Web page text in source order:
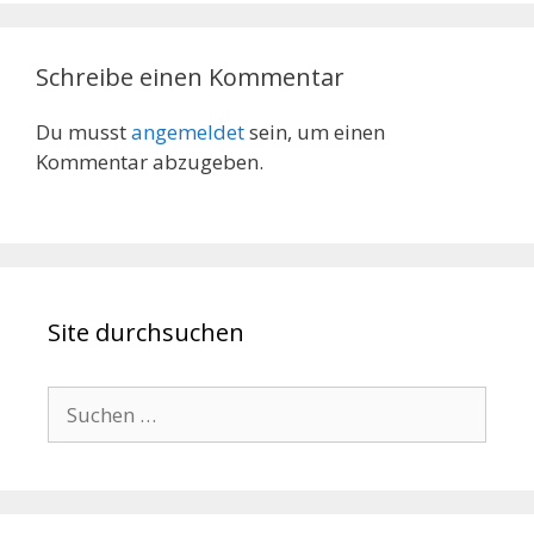
Schreibe einen Kommentar
Du musstangemeldetsein, um einen
Kommentar abzugeben.
Site durchsuchen
nach: